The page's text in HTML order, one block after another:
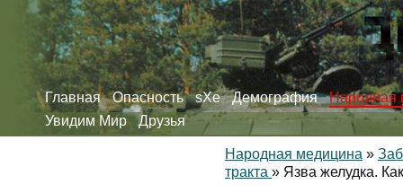
Главная Опасность sXe Демография
Народная
Увидим Мир
Друзья
Народная медицина »
тракта » Язва желудка.